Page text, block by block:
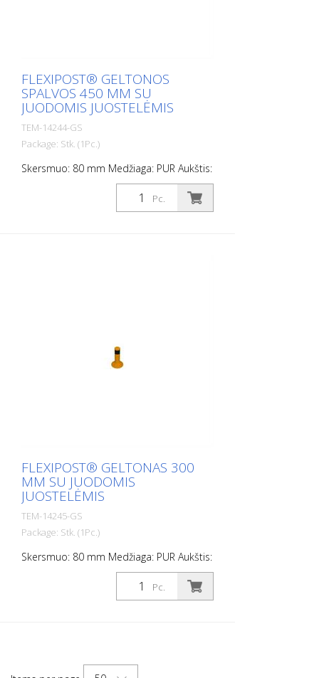
FLEXIPOST® GELTONOS
SPALVOS 450 MM SU
JUODOMIS JUOSTELĖMIS
TEM-14244-GS
Package: Stk. (1Pc.)
Skersmuo: 80 mm Medžiaga: PUR Aukštis:
450 mm Svoris: 0,93 kg spalva: geltona 3
juodos juostelės (be tvirtinimo
medžiagos) Flexipost® yra savaime
Pc.
FLEXIPOST® GELTONAS 300
MM SU JUODOMIS
JUOSTELĖMIS
TEM-14245-GS
Package: Stk. (1Pc.)
Skersmuo: 80 mm Medžiaga: PUR Aukštis:
300 mm Svoris: 0,69 kg spalva: geltona 1
juoda juostelė (be tvirtinimo medžiagos)
Flexipost® yra savaime pastatomas
Pc.